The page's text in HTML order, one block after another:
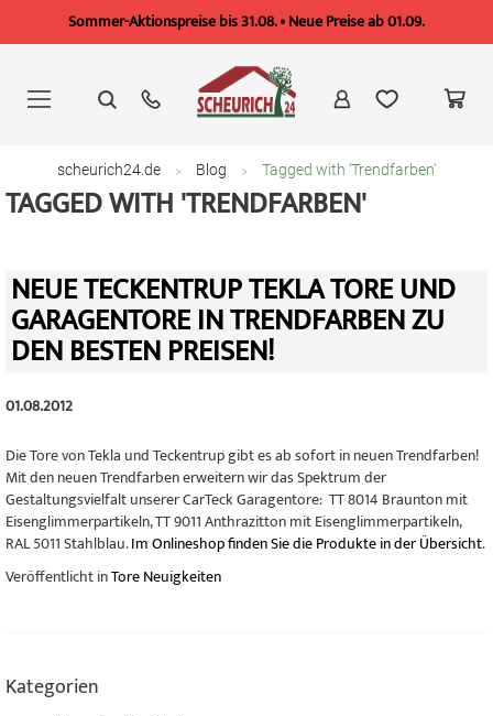
Sommer-Aktionspreise bis 31.08. • Neue Preise ab 01.09.
springen
scheurich24.de Blog Tagged with 'Trendfarben'
TAGGED WITH 'TRENDFARBEN'
NEUE TECKENTRUP TEKLA TORE UND
GARAGENTORE IN TRENDFARBEN ZU
DEN BESTEN PREISEN!
01.08.2012
Die Tore von Tekla und Teckentrup gibt es ab sofort in neuen Trendfarben!
Mit den neuen Trendfarben erweitern wir das Spektrum der
Gestaltungsvielfalt unserer CarTeck Garagentore: TT 8014 Braunton mit
Eisenglimmerpartikeln, TT 9011 Anthrazitton mit Eisenglimmerpartikeln,
RAL 5011 Stahlblau.Im Onlineshop finden Sie die Produkte in der Übersicht.
Veröffentlicht inTore Neuigkeiten
Kategorien